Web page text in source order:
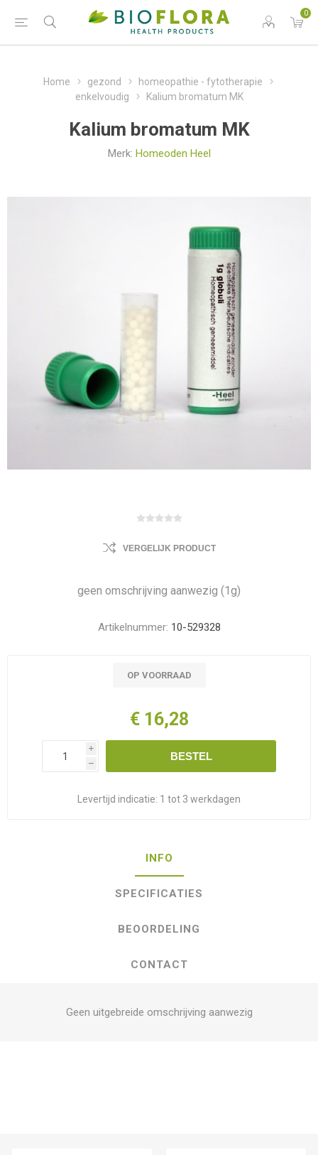
0
Home gezond
homeopathie - fytotherapie
enkelvoudig
Kalium bromatum MK
Kalium bromatum MK
Merk: Homeoden Heel
VERGELIJK PRODUCT
geen omschrijving aanwezig (1g)
Artikelnummer: 10-529328
OP VOORRAAD
€ 16,28
i
h
BESTEL
Levertijd indicatie: 1 tot 3 werkdagen
INFO
SPECIFICATIES
BEOORDELING
CONTACT
Geen uitgebreide omschrijving aanwezig